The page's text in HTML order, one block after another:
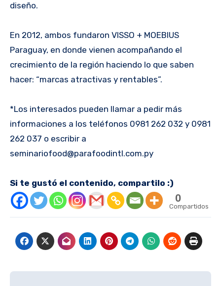
diseño.
En 2012, ambos fundaron VISSO + MOEBIUS
Paraguay, en donde vienen acompañando el
crecimiento de la región haciendo lo que saben
hacer: “marcas atractivas y rentables”.
*Los interesados pueden llamar a pedir más
informaciones a los teléfonos 0981 262 032 y 0981
262 037 o escribir a
seminariofood@parafoodintl.com.py
Si te gustó el contenido, compartilo :)
0
Compartidos